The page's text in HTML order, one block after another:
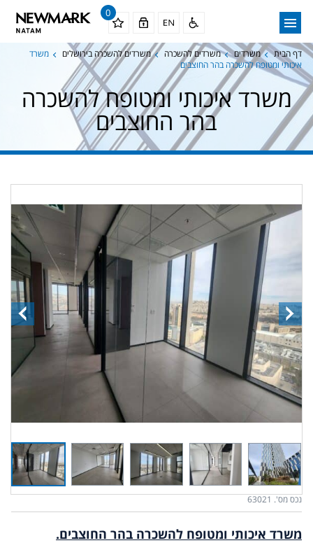
0
דף הבית משרדים משרדים להשכרה משרדים להשכרה בירושלים
משרד
איכותי ומטופח להשכרה בהר החוצבים
משרד איכותי ומטופח להשכרה
בהר החוצבים
נכס מס'. 63021
משרד איכותי ומטופח להשכרה בהר החוצבים.